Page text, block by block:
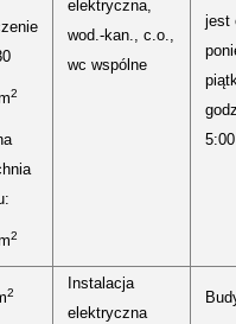
2
2
elektryczna,
wod.-kan., c.o.,
wc wspólne
jest
2
Instalacja
elektryczna